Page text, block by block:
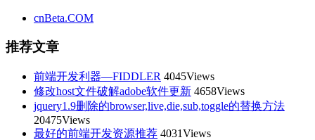
cnBeta.COM
推荐文章
前端开发利器—FIDDLER 4045Views
修改host文件破解adobe软件更新 4658Views
jquery1.9删除的browser,live,die,sub,toggle的替换方法
20475Views
最好的前端开发资源推荐 4031Views